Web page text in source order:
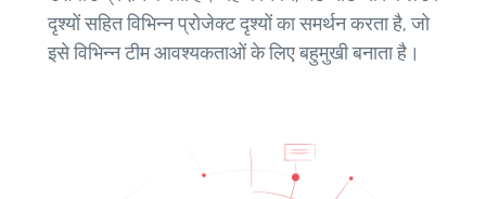
दृश्यों सहित विभिन्न प्रोजेक्ट दृश्यों का समर्थन करता है, जो
इसे विभिन्न टीम आवश्यकताओं के लिए बहुमुखी बनाता है।